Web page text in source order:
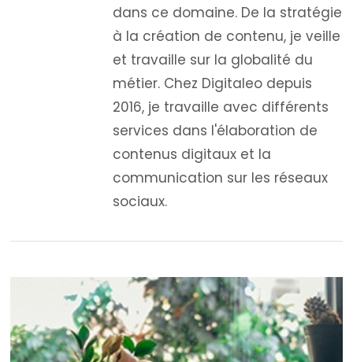
dans ce domaine. De la stratégie
à la création de contenu, je veille
et travaille sur la globalité du
métier. Chez Digitaleo depuis
2016, je travaille avec différents
services dans l'élaboration de
contenus digitaux et la
communication sur les réseaux
sociaux.